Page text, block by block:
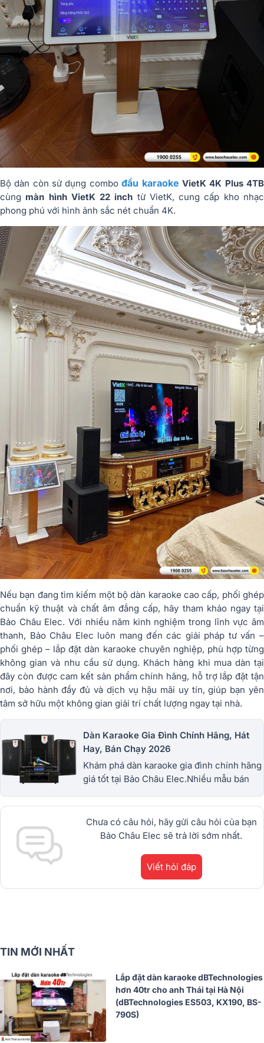
Bộ dàn còn sử dụng combođầu karaoke VietK 4K Plus 4TB
cùng màn hình VietK 22 inch từ VietK, cung cấp kho nhạc
phong phú với hình ảnh sắc nét chuẩn 4K.
Nếu bạn đang tìm kiếm một bộ dàn karaoke cao cấp, phối ghép
chuẩn kỹ thuật và chất âm đẳng cấp, hãy tham khảo ngay tại
Bảo Châu Elec. Với nhiều năm kinh nghiệm trong lĩnh vực âm
thanh, Bảo Châu Elec luôn mang đến các giải pháp tư vấn –
phối ghép – lắp đặt dàn karaoke chuyên nghiệp, phù hợp từng
không gian và nhu cầu sử dụng. Khách hàng khi mua dàn tại
đây còn được cam kết sản phẩm chính hãng, hỗ trợ lắp đặt tận
nơi, bảo hành đầy đủ và dịch vụ hậu mãi uy tín, giúp bạn yên
tâm sở hữu một không gian giải trí chất lượng ngay tại nhà.
Dàn Karaoke Gia Đình Chính Hãng, Hát
Hay, Bán Chạy 2026
Khám phá dàn karaoke gia đình chính hãng
giá tốt tại Bảo Châu Elec.Nhiều mẫu bán
dBTechnologies, Philips Cao
Cấp.1900.0255
Chưa có câu hỏi, hãy gửi câu hỏi của bạn
Bảo Châu Elec sẽ trả lời sớm nhất.
Viết hỏi đáp
TIN MỚI NHẤT
Lắp đặt dàn karaoke dBTechnologies
hơn 40tr cho anh Thái tại Hà Nội
(dBTechnologies ES503, KX190, BS-
790S)